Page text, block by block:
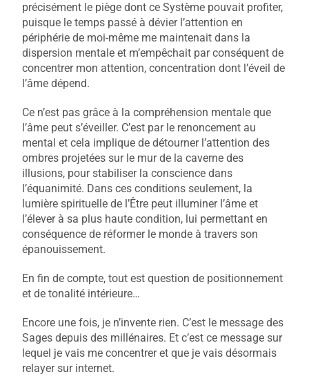
précisément le piège dont ce Système pouvait profiter,
puisque le temps passé à dévier l’attention en
périphérie de moi-même me maintenait dans la
dispersion mentale et m’empêchait par conséquent de
concentrer mon attention, concentration dont l’éveil de
l’âme dépend.
Ce n’est pas grâce à la compréhension mentale que
l’âme peut s’éveiller. C’est par le renoncement au
mental et cela implique de détourner l’attention des
ombres projetées sur le mur de la caverne des
illusions, pour stabiliser la conscience dans
l’équanimité. Dans ces conditions seulement, la
lumière spirituelle de l’Être peut illuminer l’âme et
l’élever à sa plus haute condition, lui permettant en
conséquence de réformer le monde à travers son
épanouissement.
En fin de compte, tout est question de positionnement
et de tonalité intérieure…
Encore une fois, je n’invente rien. C’est le message des
Sages depuis des millénaires. Et c’est ce message sur
lequel je vais me concentrer et que je vais désormais
relayer sur internet.